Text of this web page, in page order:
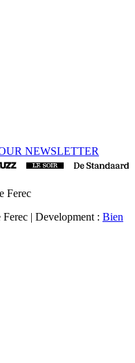
NEWSLETTER
Ferec
| Development : Bien